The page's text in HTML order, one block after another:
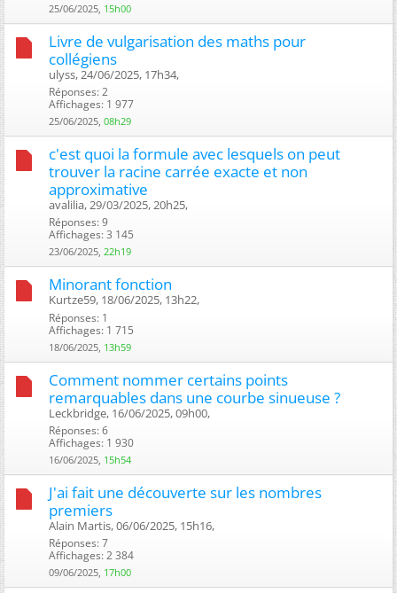
25/06/2025, 15h00
Livre de vulgarisation des maths pour
collégiens
ulyss, 24/06/2025, 17h34, ‎
Réponses: 2
Affichages: 1 977
25/06/2025, 08h29
c'est quoi la formule avec lesquels on peut
trouver la racine carrée exacte et non
approximative
avalilia, 29/03/2025, 20h25, ‎
Réponses: 9
Affichages: 3 145
23/06/2025, 22h19
Minorant fonction
Kurtze59, 18/06/2025, 13h22, ‎
Réponses: 1
Affichages: 1 715
18/06/2025, 13h59
Comment nommer certains points
remarquables dans une courbe sinueuse ?
Leckbridge, 16/06/2025, 09h00, ‎
Réponses: 6
Affichages: 1 930
16/06/2025, 15h54
J'ai fait une découverte sur les nombres
premiers
Alain Martis, 06/06/2025, 15h16, ‎
Réponses: 7
Affichages: 2 384
09/06/2025, 17h00